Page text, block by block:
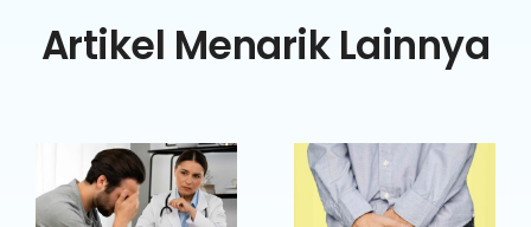
Artikel Menarik Lainnya